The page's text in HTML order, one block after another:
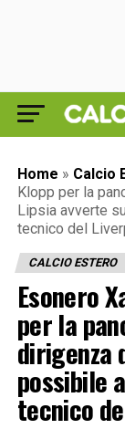
Home » Calcio
Klopp per la
Lipsia avverte
tecnico del
CALCIO ESTERO
Esonero
per la
dirigenza
possibile
tecnico